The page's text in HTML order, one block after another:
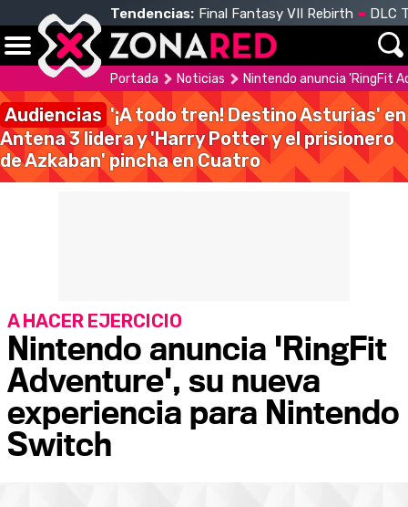
Tendencias: Final Fantasy VII Rebirth DLC
Portada Noticias Nintendo anuncia 'RingFit
Audiencias '¡A todo tren! Destino Asturias' en
Antena 3 lidera y 'Harry Potter y el prisionero
de Azkaban' pincha en Cuatro
Nintendo anuncia 'RingFit
Adventure', su nueva
experiencia para Nintendo
Switch
A HACER EJERCICIO